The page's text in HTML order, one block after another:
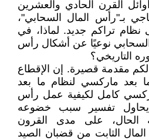
القرن الحادي والعشرين
بـ"رأس المال السحابي"،
نظام تراكم جديد. لماذا، في
نوعيًا عن أشكال رأس
التاريخي؟
لكم مقدمة قصيرة. إن الإقطاع
ما بعد ماركسي لنظام ما بعد
كامل لكيفية عمل رأس
يحاول تفسير سبب خضوعه
الحال، على مدى القرون
الثابت من قضبان الصيد